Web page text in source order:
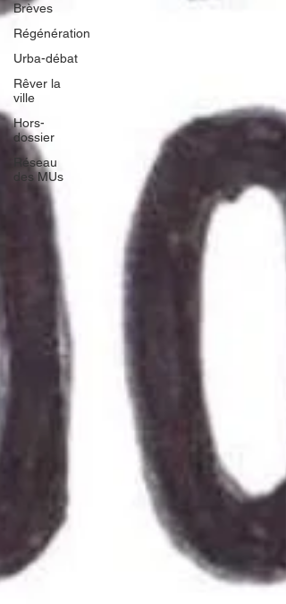
Brèves
Régénération
Urba-débat
Rêver la
ville
Hors-
dossier
Réseau
des MUs